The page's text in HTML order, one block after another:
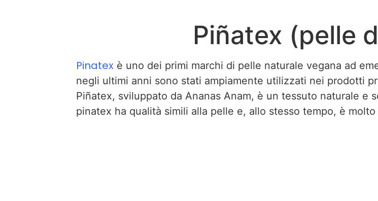
Piñatex (pelle
Pinatex è uno dei primi marchi di pelle naturale vegana ad
negli ultimi anni sono stati ampiamente utilizzati nei prodotti
Piñatex, sviluppato da Ananas Anam, è un tessuto naturale e
pinatex ha qualità simili alla pelle e, allo stesso tempo, è